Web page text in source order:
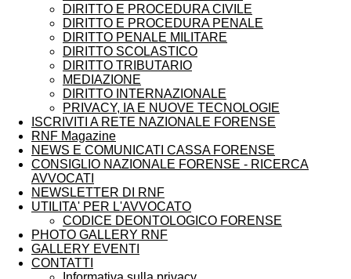
DIRITTO E PROCEDURA CIVILE
DIRITTO E PROCEDURA PENALE
DIRITTO PENALE MILITARE
DIRITTO SCOLASTICO
DIRITTO TRIBUTARIO
MEDIAZIONE
DIRITTO INTERNAZIONALE
PRIVACY, IA E NUOVE TECNOLOGIE
ISCRIVITI A RETE NAZIONALE FORENSE
RNF Magazine
NEWS E COMUNICATI CASSA FORENSE
CONSIGLIO NAZIONALE FORENSE - RICERCA
AVVOCATI
NEWSLETTER DI RNF
UTILITA' PER L'AVVOCATO
CODICE DEONTOLOGICO FORENSE
PHOTO GALLERY RNF
GALLERY EVENTI
CONTATTI